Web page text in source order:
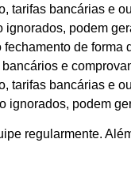
tarifas bancárias e
podem
de forma
e
tarifas bancárias e
ignorados, podem
regularmente.